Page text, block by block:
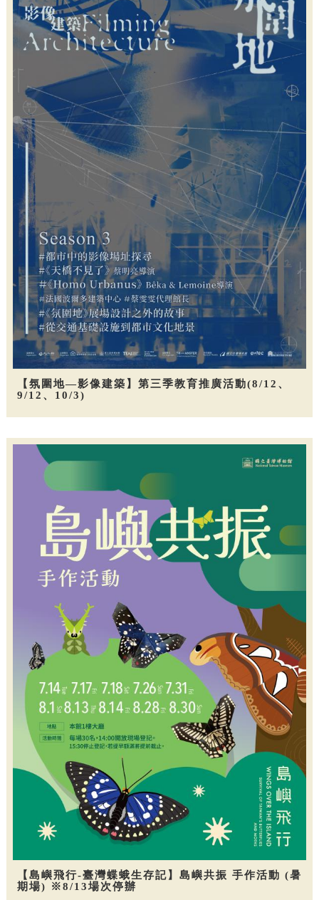
【氛圍地—影像建築】第三季教育推廣活動(8/12、
9/12、10/3)
【島嶼飛行-臺灣蝶蛾生存記】島嶼共振 手作活動 (暑
期場) ※8/13場次停辦